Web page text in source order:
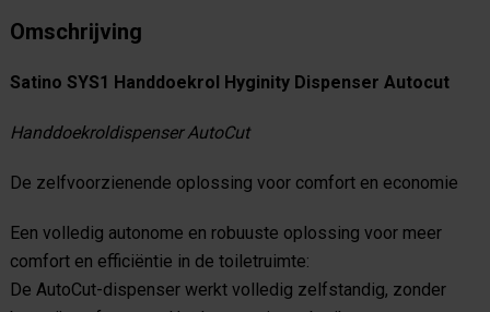
Omschrijving
Satino SYS1 Handdoekrol Hyginity Dispenser Autocut
Handdoekroldispenser AutoCut
De zelfvoorzienende oplossing voor comfort en economie
Een volledig autonome en robuuste oplossing voor meer
comfort en efficiëntie in de toiletruimte:
De AutoCut-dispenser werkt volledig zelfstandig, zonder